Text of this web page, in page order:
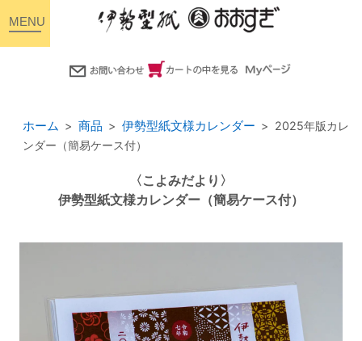
ホーム 商品 伊勢型紙文様カレンダー
2025年版カレ
ンダー（簡易ケース付）
〈こよみだより〉
伊勢型紙文様カレンダー（簡易ケース付）
toggle
navigation